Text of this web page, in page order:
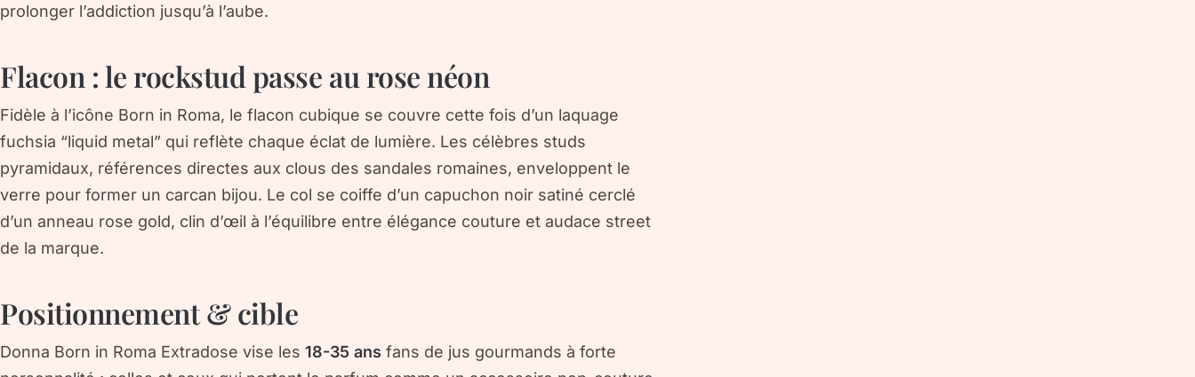
prolonger l’addiction jusqu’à l’aube.
Flacon : le rockstud passe au rose néon
Fidèle à l’icône Born in Roma, le flacon cubique se couvre cette fois d’un laquage
fuchsia “liquid metal” qui reflète chaque éclat de lumière. Les célèbres studs
pyramidaux, références directes aux clous des sandales romaines, enveloppent le
verre pour former un carcan bijou. Le col se coiffe d’un capuchon noir satiné cerclé
d’un anneau rose gold, clin d’œil à l’équilibre entre élégance couture et audace street
de la marque.
Positionnement & cible
Donna Born in Roma Extradose vise les 18-35 ans fans de jus gourmands à forte